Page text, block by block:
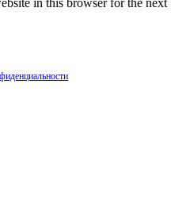
in this browser for the next